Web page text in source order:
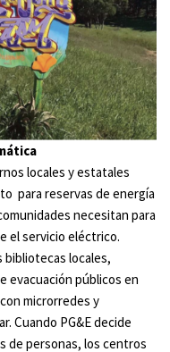
locales y estatales
para reservas de energía
necesitan para
el servicio eléctrico.
locales,
evacuación públicos en
microrredes y
Cuando PG&E decide
de personas, los centros